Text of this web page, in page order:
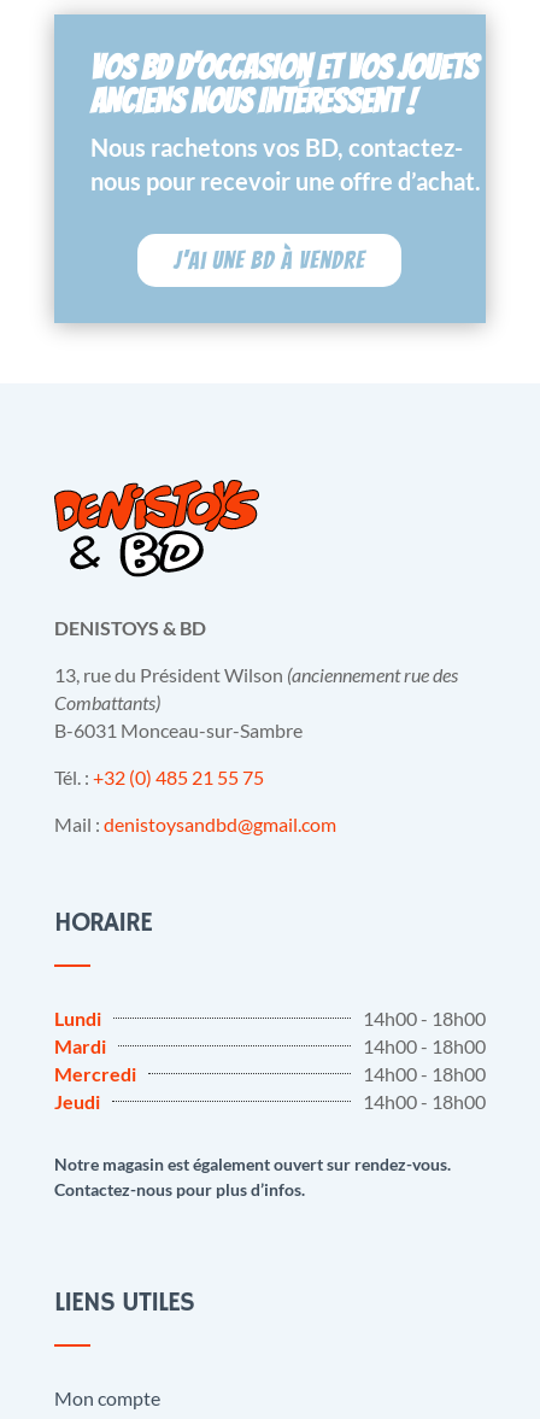
VOS BD D’OCCASION ET VOS JOUETS
ANCIENS NOUS INTÉRESSENT !
Nous rachetons vos BD, contactez-
nous pour recevoir une offre d’achat.
J'ai une BD à vendre
DENISTOYS & BD
13, rue du Président Wilson (anciennement rue des
Combattants)
B-6031 Monceau-sur-Sambre
Tél. : +32 (0) 485 21 55 75
Mail : denistoysandbd@gmail.com
HORAIRE
Lundi
14h00 - 18h00
Mardi
14h00 - 18h00
Mercredi
14h00 - 18h00
Jeudi
14h00 - 18h00
Notre magasin est également ouvert sur rendez-vous.
Contactez-nous pour plus d’infos.
LIENS UTILES
Mon compte